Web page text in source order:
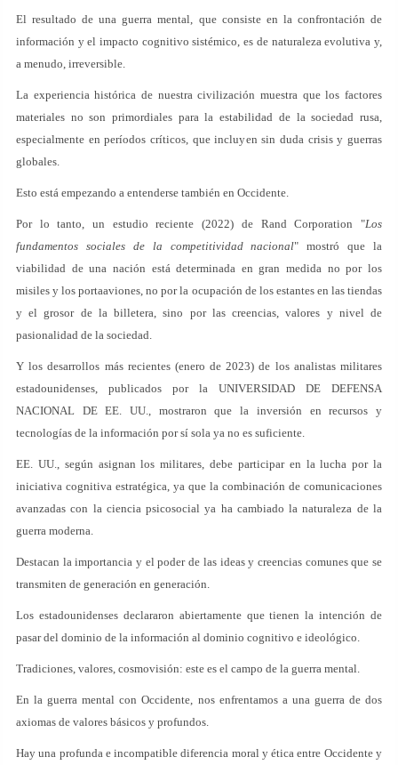
El resultado de una guerra mental, que consiste en la confrontación de
información y el impacto cognitivo sistémico, es de naturaleza evolutiva y,
a menudo, irreversible.
La experiencia histórica de nuestra civilización muestra que los factores
materiales no son primordiales para la estabilidad de la sociedad rusa,
especialmente en períodos críticos, que incluyen sin duda crisis y guerras
globales.
Esto está empezando a entenderse también en Occidente.
Por lo tanto, un estudio reciente (2022) de Rand Corporation "Los
fundamentos sociales de la competitividad nacional" mostró que la
viabilidad de una nación está determinada en gran medida no por los
misiles y los portaaviones, no por la ocupación de los estantes en las tiendas
y el grosor de la billetera, sino por las creencias, valores y nivel de
pasionalidad de la sociedad.
Y los desarrollos más recientes (enero de 2023) de los analistas militares
estadounidenses, publicados por la UNIVERSIDAD DE DEFENSA
NACIONAL DE EE. UU., mostraron que la inversión en recursos y
tecnologías de la información por sí sola ya no es suficiente.
EE. UU., según asignan los militares, debe participar en la lucha por la
iniciativa cognitiva estratégica, ya que la combinación de comunicaciones
avanzadas con la ciencia psicosocial ya ha cambiado la naturaleza de la
guerra moderna.
Destacan la importancia y el poder de las ideas y creencias comunes que se
transmiten de generación en generación.
Los estadounidenses declararon abiertamente que tienen la intención de
pasar del dominio de la información al dominio cognitivo e ideológico.
Tradiciones, valores, cosmovisión: este es el campo de la guerra mental.
En la guerra mental con Occidente, nos enfrentamos a una guerra de dos
axiomas de valores básicos y profundos.
Hay una profunda e incompatible diferencia moral y ética entre Occidente y